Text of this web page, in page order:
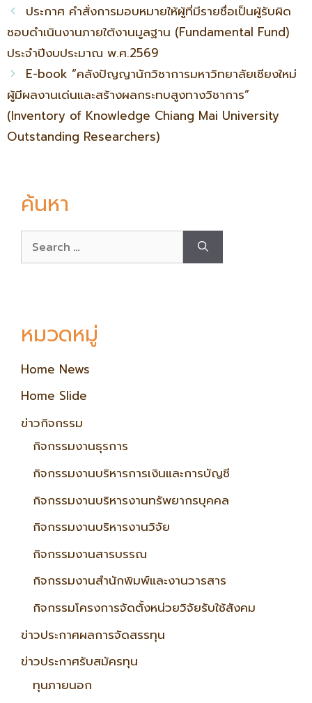
ประกาศ คำสั่งการมอบหมายให้ผู้ที่มีรายชื่อเป็นผู้รับผิด
ชอบดำเนินงานภายใต้งานมูลฐาน (Fundamental Fund)
ประจำปีงบประมาณ พ.ศ.2569
E-book “คลังปัญญานักวิชาการมหาวิทยาลัยเชียงใหม่
ผู้มีผลงานเด่นและสร้างผลกระทบสูงทางวิชาการ”
(Inventory of Knowledge Chiang Mai University
Outstanding Researchers)
ค้นหา
หมวดหมู่
Home News
Home Slide
ข่าวกิจกรรม
กิจกรรมงานธุรการ
กิจกรรมงานบริหารการเงินและการบัญชี
กิจกรรมงานบริหารงานทรัพยากรบุคคล
กิจกรรมงานบริหารงานวิจัย
กิจกรรมงานสารบรรณ
กิจกรรมงานสำนักพิมพ์และงานวารสาร
กิจกรรมโครงการจัดตั้งหน่วยวิจัยรับใช้สังคม
ข่าวประกาศผลการจัดสรรทุน
ข่าวประกาศรับสมัครทุน
ทุนภายนอก